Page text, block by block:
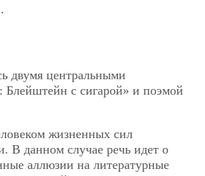
двумя центральными
Блейштейн с сигарой» и поэмой
жизненных сил
В данном случае речь идет о
аллюзии на литературные